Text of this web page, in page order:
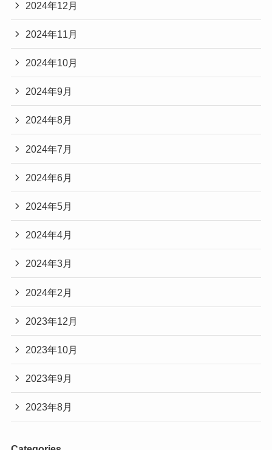
2024年12月
2024年11月
2024年10月
2024年9月
2024年8月
2024年7月
2024年6月
2024年5月
2024年4月
2024年3月
2024年2月
2023年12月
2023年10月
2023年9月
2023年8月